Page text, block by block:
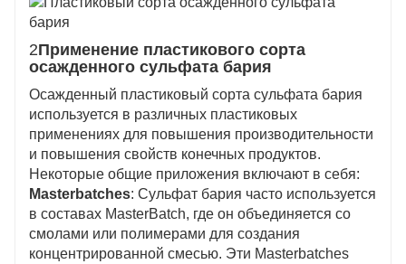
2Применение пластикового сорта
осажденного сульфата бария
Осажденный пластиковый сорта сульфата бария
используется в различных пластиковых
применениях для повышения производительности
и повышения свойств конечных продуктов.
Некоторые общие приложения включают в себя:
Masterbatches: Сульфат бария часто используется
в составах MasterBatch, где он объединяется со
смолами или полимерами для создания
концентрированной смесью. Эти Masterbatches